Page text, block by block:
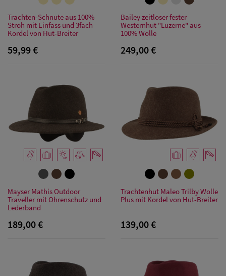
Herren
Baseball Cpas
Herren UV-
Herren
Sonnenschilder
& Visoren
Herren
Snapback Caps
Trachten-Schnute aus 100%
Stroh mit Einfass und 3fach
Kordel von Hut-Breiter
59,99 €
Bailey zeitloser fester
Westernhut "Luzerne" aus
100% Wolle
249,00 €
Mayser Mathis Outdoor
Traveller mit Ohrenschutz und
Lederband
189,00 €
Trachtenhut Maleo Trilby Wolle
Plus mit Kordel von Hut-Breiter
139,00 €